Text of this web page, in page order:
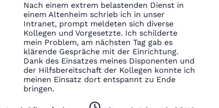
Nach einem extrem belastenden Dienst in
einem Altenheim schrieb ich in unser
Intranet, prompt meldeten sich diverse
Kollegen und Vorgesetzte. Ich schilderte
mein Problem, am nächsten Tag gab es
klärende Gespräche mit der Einrichtung.
Dank des Einsatzes meines Disponenten und
der Hilfsbereitschaft der Kollegen konnte ich
meinen Einsatz dort entspannt zu Ende
bringen.